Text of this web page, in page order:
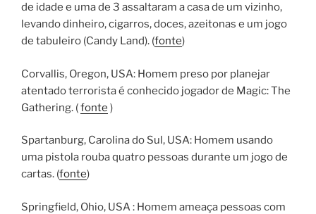
de idade e uma de 3 assaltaram a casa de um vizinho,
levando dinheiro, cigarros, doces, azeitonas e um jogo
de tabuleiro (Candy Land). (fonte)
Corvallis, Oregon, USA: Homem preso por planejar
atentado terrorista é conhecido jogador de Magic: The
Gathering. (fonte )
Spartanburg, Carolina do Sul, USA: Homem usando
uma pistola rouba quatro pessoas durante um jogo de
cartas. (fonte)
Springfield, Ohio, USA : Homem ameaça pessoas com